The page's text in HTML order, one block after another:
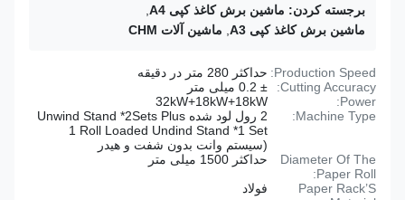
برجسته کردن: ماشین برش کاغذ کپی A4
,
ماشین برش کاغذ کپی A3
,ماشین آلات CHM
Production Speed: حداکثر 280 متر در دقیقه
Cutting Accuracy:
± 0.2 میلی متر
Power:
32kW+18kW+18kW
Machine Type:
2 رول لود شده Unwind Stand *2Sets Plus
1 Roll Loaded Undind Stand *1 Set
(سیستم وانت بدون شفت و هیدر
Diameter Of The
Paper Roll:
حداکثر 1500 میلی متر
Paper Rack’S